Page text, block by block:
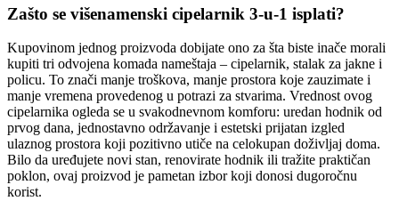
Zašto se višenamenski cipelarnik 3-u-1 isplati?
Kupovinom jednog proizvoda dobijate ono za šta biste inače morali
kupiti tri odvojena komada nameštaja – cipelarnik, stalak za jakne i
policu. To znači manje troškova, manje prostora koje zauzimate i
manje vremena provedenog u potrazi za stvarima. Vrednost ovog
cipelarnika ogleda se u svakodnevnom komforu: uredan hodnik od
prvog dana, jednostavno održavanje i estetski prijatan izgled
ulaznog prostora koji pozitivno utiče na celokupan doživljaj doma.
Bilo da uređujete novi stan, renovirate hodnik ili tražite praktičan
poklon, ovaj proizvod je pametan izbor koji donosi dugoročnu
korist.